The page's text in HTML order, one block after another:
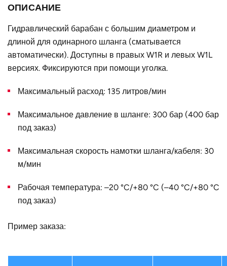
шланга /
B, мм
Конструктивное
исполнение
для одинарного шланга
диаметр D, мм
Страна Германия
ОПИСАНИЕ
Гидравлический барабан с большим диаметром и
длиной для одинарного шланга (сматывается
автоматически). Доступны в правых W1R и левых W1L
версиях. Фиксируются при помощи уголка.
Максимальный расход: 135 литров/мин
Максимальное давление в шланге: 300 бар (400 бар
под заказ)
Максимальная скорость намотки шланга/кабеля: 30
м/мин
Рабочая температура: –20 °C/+80 °C (–40 °C/+80 °C
под заказ)
Пример заказа: